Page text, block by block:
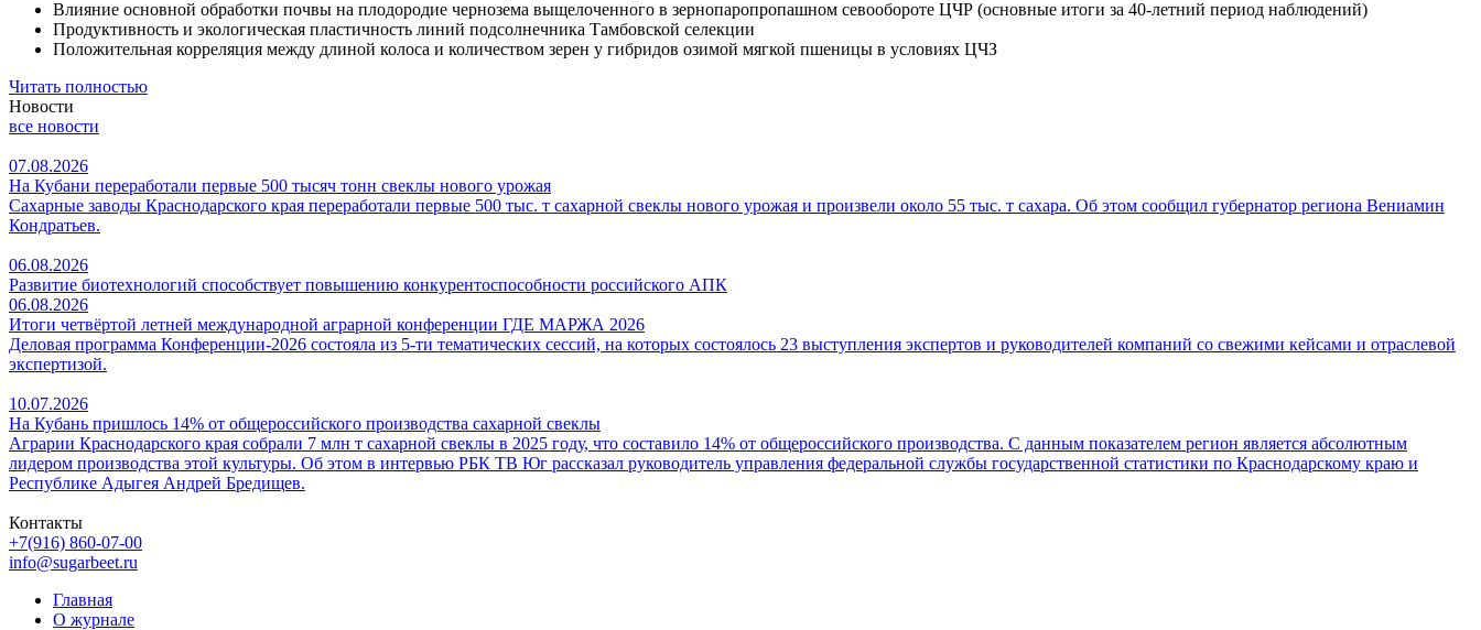
Влияние основной обработки почвы на плодородие чернозема выщелоченного в зернопаропропашном севообороте ЦЧР (основные итоги за 40-летний период наблюдений)
Продуктивность и экологическая пластичность линий подсолнечника Тамбовской селекции
Положительная корреляция между длиной колоса и количеством зерен у гибридов озимой мягкой пшеницы в условиях ЦЧЗ
Читать полностью
Новости
все новости
07.08.2026
На Кубани переработали первые 500 тысяч тонн свеклы нового урожая
Сахарные заводы Краснодарского края переработали первые 500 тыс. т сахарной свеклы нового урожая и произвели около 55 тыс. т сахара. Об этом сообщил губернатор региона Вениамин
Кондратьев.
06.08.2026
Развитие биотехнологий способствует повышению конкурентоспособности российского АПК
06.08.2026
Итоги четвёртой летней международной аграрной конференции ГДЕ МАРЖА 2026
Деловая программа Конференции-2026 состояла из 5-ти тематических сессий, на которых состоялось 23 выступления экспертов и руководителей компаний со свежими кейсами и отраслевой
экспертизой.
10.07.2026
На Кубань пришлось 14% от общероссийского производства сахарной свеклы
Аграрии Краснодарского края собрали 7 млн т сахарной свеклы в 2025 году, что составило 14% от общероссийского производства. С данным показателем регион является абсолютным
лидером производства этой культуры. Об этом в интервью РБК ТВ Юг рассказал руководитель управления федеральной службы государственной статистики по Краснодарскому краю и
Республике Адыгея Андрей Бредищев.
Контакты
+7(916) 860-07-00
info@sugarbeet.ru
Главная
О журнале